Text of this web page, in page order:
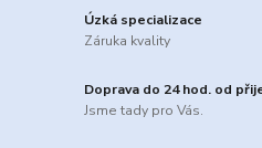
Úzká specializace
Záruka kvality
Doprava do 24 hod. od
Jsme tady pro Vás.